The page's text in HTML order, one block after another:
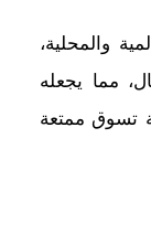
والمحلية،
مما يجعله
تسوق ممتعة